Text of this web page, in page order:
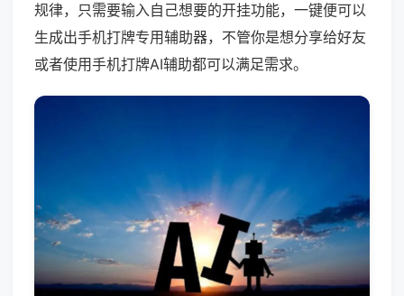
规律，只需要输入自己想要的开挂功能，一键便可以
生成出手机打牌专用辅助器，不管你是想分享给好友
或者使用手机打牌AI辅助都可以满足需求。